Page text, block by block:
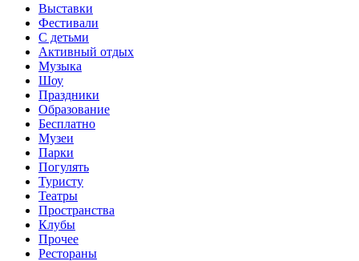
Выставки
Фестивали
С детьми
Активный отдых
Музыка
Шоу
Праздники
Образование
Бесплатно
Музеи
Парки
Погулять
Туристу
Театры
Пространства
Клубы
Прочее
Рестораны